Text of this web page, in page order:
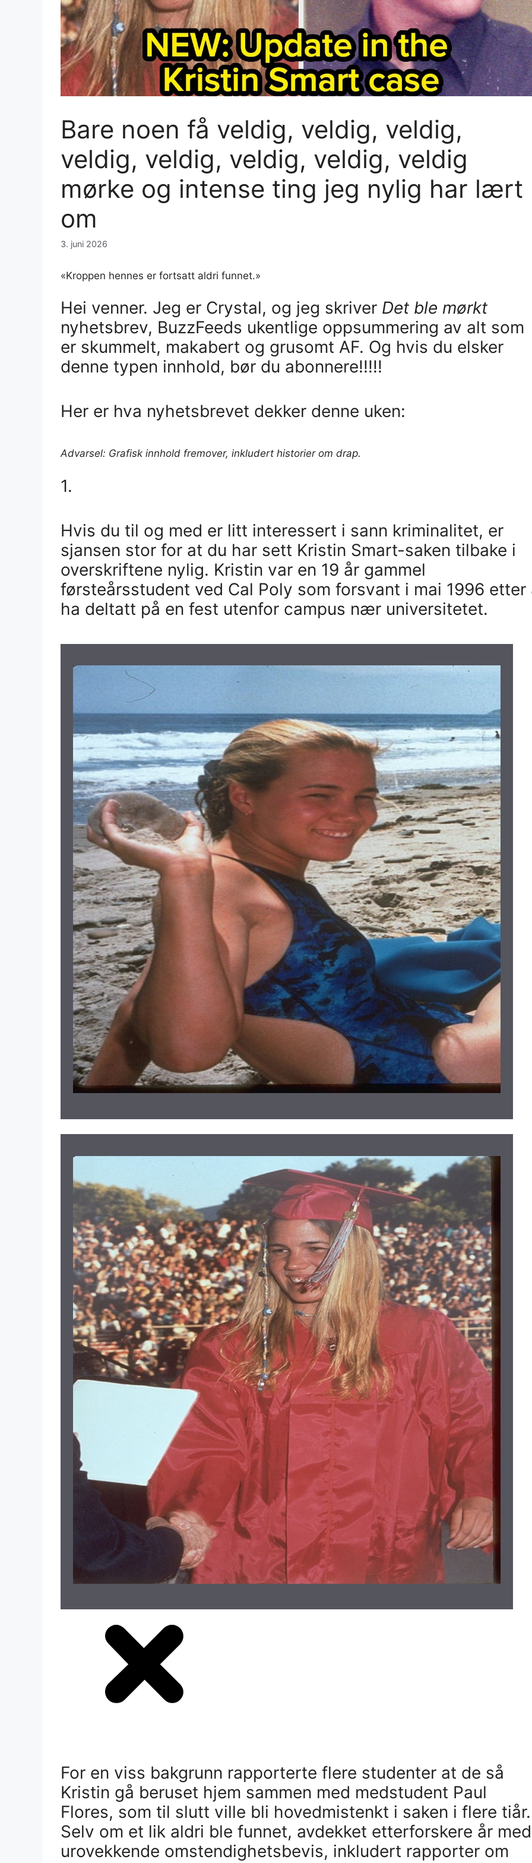
Bare noen få veldig, veldig, veldig,
veldig, veldig, veldig, veldig, veldig
mørke og intense ting jeg nylig har lært
om
3. juni 2026
«Kroppen hennes er fortsatt aldri funnet.»
Hei venner. Jeg er Crystal, og jeg skriver Det ble mørkt
nyhetsbrev, BuzzFeeds ukentlige oppsummering av alt som
er skummelt, makabert og grusomt AF. Og hvis du elsker
denne typen innhold, bør du abonnere!!!!!
Her er hva nyhetsbrevet dekker denne uken:
Advarsel: Grafisk innhold fremover, inkludert historier om drap.
1.
Hvis du til og med er litt interessert i sann kriminalitet, er
sjansen stor for at du har sett Kristin Smart-saken tilbake i
overskriftene nylig. Kristin var en 19 år gammel
førsteårsstudent ved Cal Poly som forsvant i mai 1996 etter
ha deltatt på en fest utenfor campus nær universitetet.
For en viss bakgrunn rapporterte flere studenter at de så
Kristin gå beruset hjem sammen med medstudent Paul
Flores, som til slutt ville bli hovedmistenkt i saken i flere tiår.
Selv om et lik aldri ble funnet, avdekket etterforskere år med
urovekkende omstendighetsbevis, inkludert rapporter om